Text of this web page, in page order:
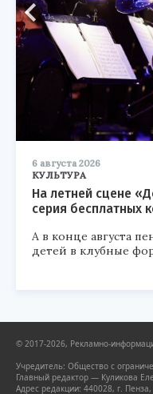
6 августа 2026
КУЛЬТУРА
На летней сцене
серия бесплатных
А в конце августа
детей в клубные
© 2017-2026, Рекламно-
Учредитель: Общество с
Главный редактор — Куликова
Адрес редакции: 440028, г.